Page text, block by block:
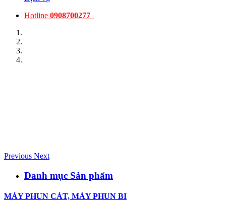
Hotline 0908700277
Previous Next
Danh mục Sản phẩm
MÁY PHUN CÁT, MÁY PHUN BI